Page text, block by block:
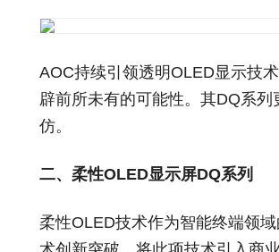
AOC持续引领透明OLED显示技
辟前所未有的可能性。其DQ系
仿。
二、 柔性OLED显示屏DQ系列
柔性OLED技术作为智能终端领